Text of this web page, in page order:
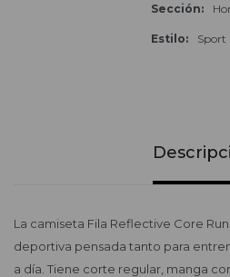
Sección
Estilo Sport
La camiseta Fila Reflective Core Run
deportiva pensada tanto para
a día. Tiene corte regular, manga